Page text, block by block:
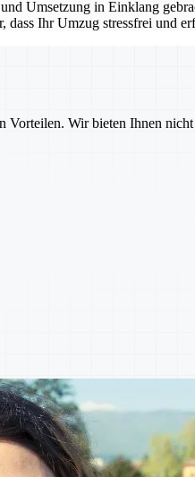
Umsetzung in Einklang
Ihr Umzug stressfrei und
Wir bieten Ihnen